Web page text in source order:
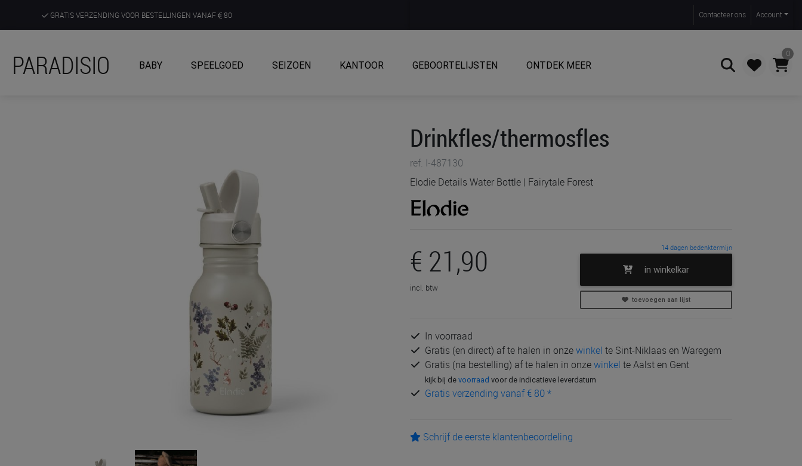
GRATIS VERZENDING VOOR BESTELLINGEN VANAF 80
ONTDEK, BELEEF EN KRIJG ADVIES IN ONZE WINKELS
Contacteer ons Account
PARADISIO BABY SPEELGOED SEIZOEN KANTOOR GEBOORTELIJSTEN ONTDEK MEER
0
Drinkfles/thermosfles
ref. I-487130
Elodie Details Water Bottle | Fairytale Forest
€ 21,90
incl. btw
14 dagen bedenktermijn
in winkelkar
toevoegen aan lijst
In voorraad
Gratis (en direct) af te halen in onzewinkel te Sint-Niklaas en Waregem
Gratis (na bestelling) af te halen in onzewinkel te Aalst en Gent
kijk bij devoorraad voor de indicatieve leverdatum
Gratis verzending vanaf € 80 *
Schrijf de eerste klantenbeoordeling